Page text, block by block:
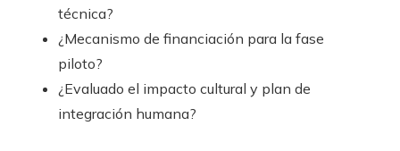
técnica?
¿Mecanismo de financiación para la fase
piloto?
¿Evaluado el impacto cultural y plan de
integración humana?